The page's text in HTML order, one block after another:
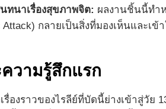
ทนาเรื่องสุขภาพจิต: ผลงานชิ้นนี้ทำ
กลายเป็นสิ่งที่มองเห็นและเข้
วามรู้สึกแรก
องราวของไรลีย์ที่บัดนี้ย่างเข้าสู่วัย